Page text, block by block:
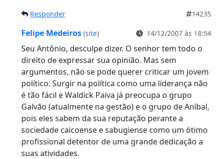
Responder 14235
Felipe Medeiros (site) 14/12/2007 às 18:54
Seu Antônio, desculpe dizer. O senhor tem todo o
direito de expressar sua opinião. Mas sem
argumentos, não se pode querer criticar um jovem
político. Surgir na política como uma liderança não
é tão fácil e Waldick Paiva já preocupa o grupo
Galvão (atualmente na gestão) e o grupo de Aníbal,
pois eles sabem da sua reputação perante a
sociedade caicoense e sabugiense como um ótimo
profissional detentor de uma grande dedicação a
suas atividades.